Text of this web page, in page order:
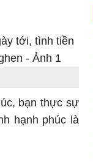
bạn thực sự
hạnh phúc là